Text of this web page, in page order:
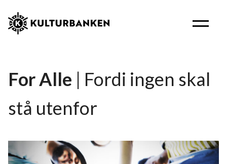
For Alle | Fordi ingen skal
stå utenfor